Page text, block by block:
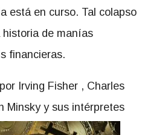
está en curso. Tal colapso
historia de manías
financieras.
Irving Fisher , Charles
Minsky y sus intérpretes